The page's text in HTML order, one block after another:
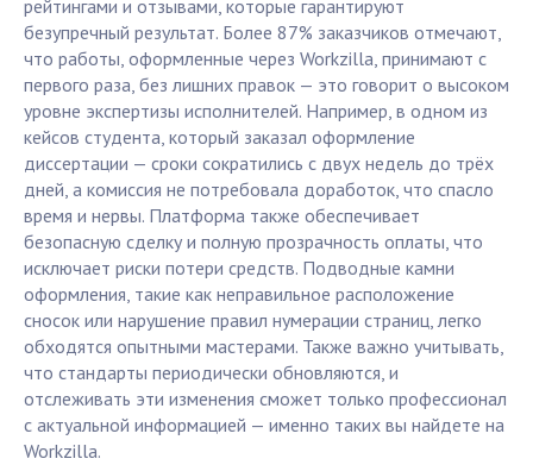
рейтингами и отзывами, которые гарантируют
безупречный результат. Более 87% заказчиков отмечают,
что работы, оформленные через Workzilla, принимают с
первого раза, без лишних правок — это говорит о высоком
уровне экспертизы исполнителей. Например, в одном из
кейсов студента, который заказал оформление
диссертации — сроки сократились с двух недель до трёх
дней, а комиссия не потребовала доработок, что спасло
время и нервы. Платформа также обеспечивает
безопасную сделку и полную прозрачность оплаты, что
исключает риски потери средств. Подводные камни
оформления, такие как неправильное расположение
сносок или нарушение правил нумерации страниц, легко
обходятся опытными мастерами. Также важно учитывать,
что стандарты периодически обновляются, и
отслеживать эти изменения сможет только профессионал
с актуальной информацией — именно таких вы найдете на
Workzilla.